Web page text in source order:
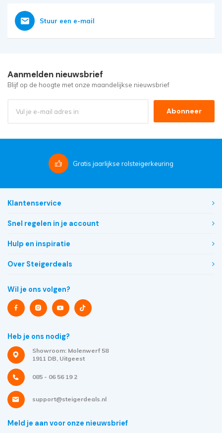
Stuur een e-mail
Aanmelden nieuwsbrief
Blijf op de hoogte met onze maandelijkse nieuwsbrief
Abonneer
Gratis jaarlijkse rolsteigerkeuring
Klantenservice
Snel regelen in je account
Hulp en inspiratie
Over Steigerdeals
Wil je ons volgen?
Heb je ons nodig?
Showroom: Molenwerf 58
1911 DB, Uitgeest
085 - 06 56 19 2
support@steigerdeals.nl
Meld je aan voor onze nieuwsbrief